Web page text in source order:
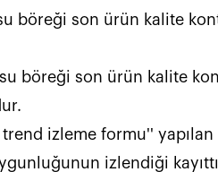
böreği son ürün kalite
böreği son ürün kalite
trend izleme formu''
izlendiği